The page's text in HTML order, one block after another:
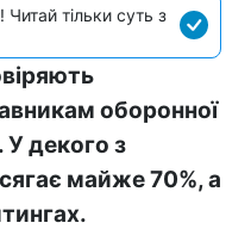
тільки суть з
оборонної
У декого з
майже 70%, а